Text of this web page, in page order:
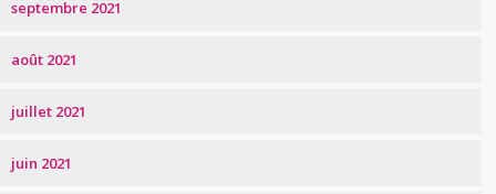
septembre 2021
août 2021
juillet 2021
juin 2021